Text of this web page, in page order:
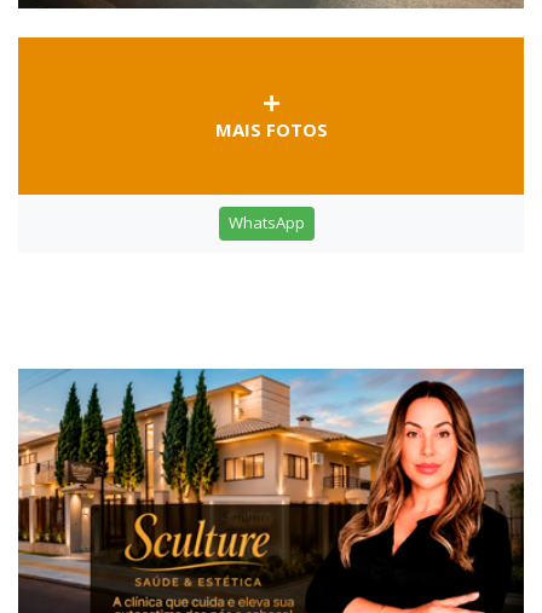
MAIS FOTOS
WhatsApp